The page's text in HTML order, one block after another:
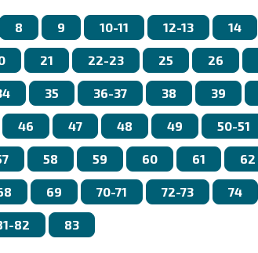
8 9 10-11 12-13 14
21 22-23 25 26
35 36-37 38 39
46 47 48 49 50-51
58 59 60 61 62
69 70-71 72-73 74
82 83